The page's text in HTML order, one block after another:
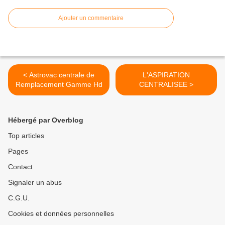
Ajouter un commentaire
< Astrovac centrale de
Remplacement Gamme Hd
L'ASPIRATION
CENTRALISEE >
Hébergé par Overblog
Top articles
Pages
Contact
Signaler un abus
C.G.U.
Cookies et données personnelles